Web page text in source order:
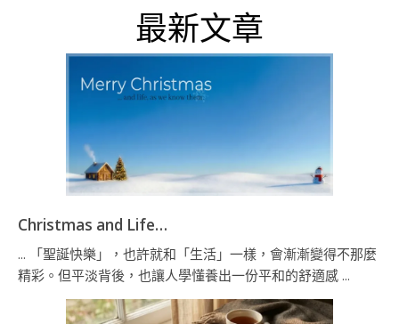
最新文章
Christmas and Life…
... 「聖誕快樂」，也許就和「生活」一樣，會漸漸變得不那麼
精彩。但平淡背後，也讓人學懂養出一份平和的舒適感 ...